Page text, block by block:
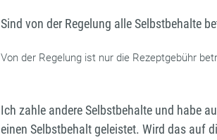
Sind von der Regelung alle Selbstbehalte
Von der Regelung ist nur die Rezeptgebühr
Ich zahle andere Selbstbehalte und habe
einen Selbstbehalt geleistet. Wird das auf